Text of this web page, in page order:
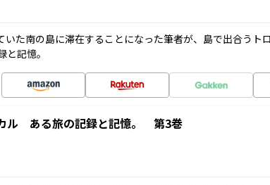
いた南の島に滞在することになった筆者が、島で出合うト
記憶。
ル ある旅の記録と記憶。 第3巻